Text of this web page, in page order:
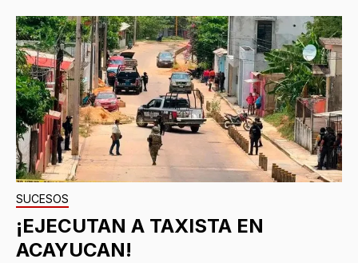
SUCESOS
¡EJECUTAN A TAXISTA EN
ACAYUCAN!